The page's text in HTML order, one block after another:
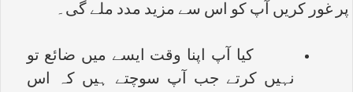
پر غور کریں آپ کو اس سے مزید مدد ملے گی۔
کیا آپ اپنا وقت ایسے میں ضائع تو
نہیں کرتے جب آپ سوچتے ہیں کہ اس